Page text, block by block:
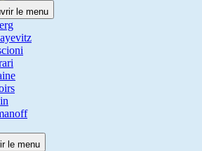
le menu
le menu